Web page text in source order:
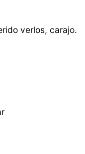
verlos, carajo.